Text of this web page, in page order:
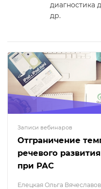
диагностика
др.
Записи вебинаров
Отграничение
речевого
при РАС
Елецкая Ольга